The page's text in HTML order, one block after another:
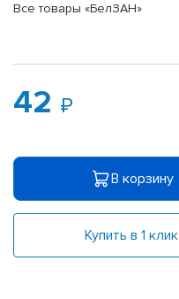
Все товары «БелЗАН»
42
В корзину
Купить в 1 клик